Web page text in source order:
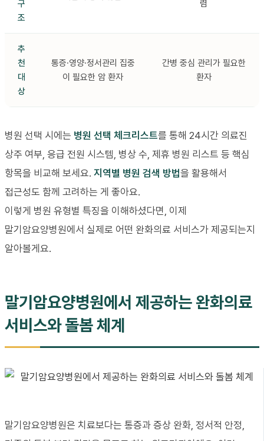
구
조
렴
추
천
대
상
통증·영양·정서관리 집중
이 필요한 암 환자
간병 중심 관리가 필요한
환자
병원 선택 시에는 병원 선택 체크리스트를 통해 24시간 의료진
상주 여부, 응급 전원 시스템, 병상 수, 제휴 병원 리스트 등 핵심
항목을 비교해 보세요. 지역별 병원 검색 방법을 활용해서
접근성도 함께 고려하는 게 좋아요.
이렇게 병원 유형별 특징을 이해하셨다면, 이제
말기암요양병원에서 실제로 어떤 완화의료 서비스가 제공되는지
알아볼게요.
말기암요양병원에서 제공하는 완화의료
서비스와 돌봄 체계
말기암요양병원은 치료보다는 통증과 증상 완화, 정서적 안정,